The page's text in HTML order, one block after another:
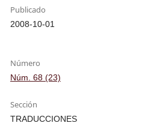
Publicado
2008-10-01
Número
Núm. 68 (23)
Sección
TRADUCCIONES